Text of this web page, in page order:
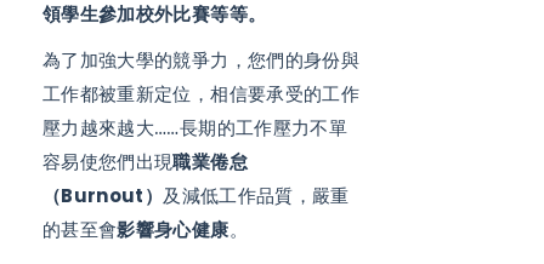
領學生參加校外比賽等等。
為了加強大學的競爭力，您們的身份與
工作都被重新定位，相信要承受的工作
壓力越來越大……長期的工作壓力不單
容易使您們出現職業倦怠
（Burnout）及減低工作品質，嚴重
的甚至會影響身心健康。